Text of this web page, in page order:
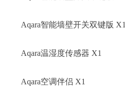
Aqara智能墙壁开关双键版 X1
Aqara温湿度传感器 X1
Aqara空调伴侣 X1